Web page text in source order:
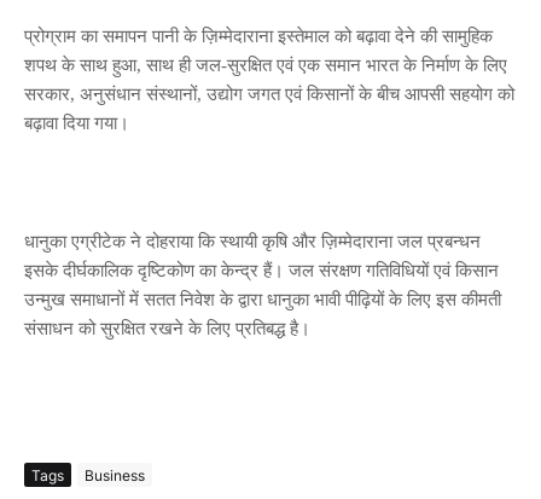
प्रोग्राम का समापन पानी के ज़िम्मेदाराना इस्तेमाल को बढ़ावा देने की सामुहिक
शपथ के साथ हुआ, साथ ही जल-सुरक्षित एवं एक समान भारत के निर्माण के लिए
सरकार, अनुसंधान संस्थानों, उद्योग जगत एवं किसानों के बीच आपसी सहयोग को
बढ़ावा दिया गया।
धानुका एग्रीटेक ने दोहराया कि स्थायी कृषि और ज़िम्मेदाराना जल प्रबन्धन
इसके दीर्घकालिक दृष्टिकोण का केन्द्र हैं। जल संरक्षण गतिविधियों एवं किसान
उन्मुख समाधानों में सतत निवेश के द्वारा धानुका भावी पीढ़ियों के लिए इस कीमती
संसाधन को सुरक्षित रखने के लिए प्रतिबद्ध है।
Tags Business